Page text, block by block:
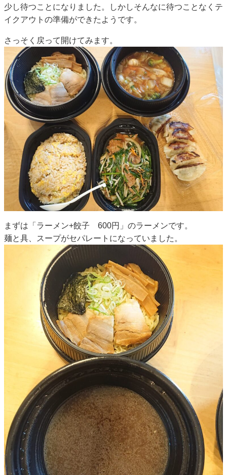
少し待つことになりました。しかしそんなに待つことなくテ
イクアウトの準備ができたようです。
さっそく戻って開けてみます。
まずは「ラーメン+餃子 600円」のラーメンです。
麺と具、スープがセパレートになっていました。